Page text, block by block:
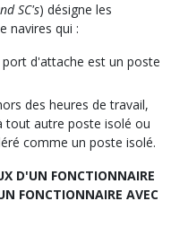
SC's) désigne les
navires qui :
d'attache est un poste
des heures de travail,
tout autre poste isolé ou
comme un poste isolé.
D'UN FONCTIONNAIRE
FONCTIONNAIRE AVEC